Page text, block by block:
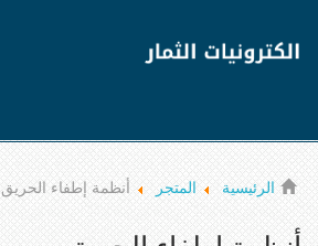
الرئيسية المتجر أنظمة إطفاء الحريق